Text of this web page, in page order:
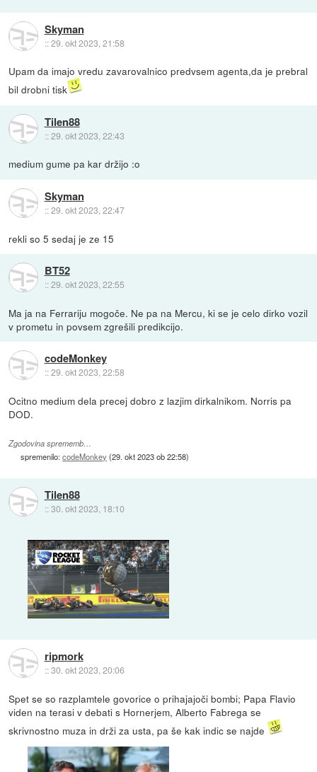
Skyman
::29. okt 2023, 21:58
Upam da imajo vredu zavarovalnico predvsem agenta,da je prebral
bil drobni tisk
Tilen88
::29. okt 2023, 22:43
medium gume pa kar držijo :o
Skyman
::29. okt 2023, 22:47
rekli so 5 sedaj je ze 15
BT52
::29. okt 2023, 22:55
Ma ja na Ferrariju mogoče. Ne pa na Mercu, ki se je celo dirko vozil
v prometu in povsem zgrešili predikcijo.
codeMonkey
::29. okt 2023, 22:58
Ocitno medium dela precej dobro z lazjim dirkalnikom. Norris pa
DOD.
Zgodovina sprememb…
spremenilo:codeMonkey (29. okt 2023 ob 22:58)
Tilen88
::30. okt 2023, 18:10
ripmork
::30. okt 2023, 20:06
Spet se so razplamtele govorice o prihajajoči bombi; Papa Flavio
viden na terasi v debati s Hornerjem, Alberto Fabrega se
skrivnostno muza in drži za usta, pa še kak indic se najde